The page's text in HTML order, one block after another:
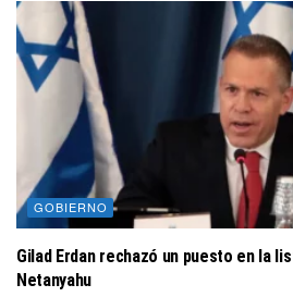
GOBIERNO
Gilad Erdan rechazó un puesto en la
Netanyahu